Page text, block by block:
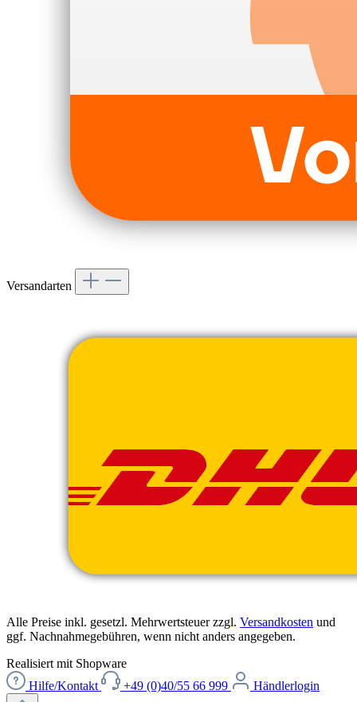
Versandarten
Alle Preise inkl. gesetzl. Mehrwertsteuer zzgl. Versandkosten und
ggf. Nachnahmegebühren, wenn nicht anders angegeben.
Realisiert mit Shopware
Hilfe/Kontakt
+49 (0)40/55 66 999 Händlerlogin